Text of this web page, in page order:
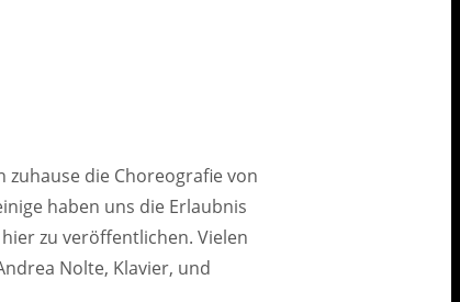
zuhause die Choreografie von
haben uns die Erlaubnis
zu veröffentlichen. Vielen
Nolte, Klavier, und